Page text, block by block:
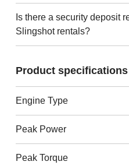
Is there a security deposit
Slingshot rentals?
Product specifications
Engine Type
Peak Power
Peak Torque